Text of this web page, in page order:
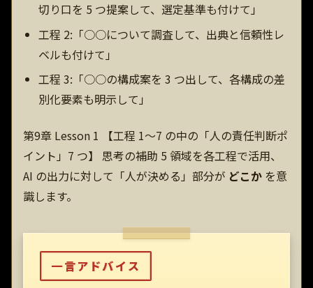
切り口を 5 つ提案して、選定基準も付けて」
工程 2:「○○について調査して、出典と信頼性レ
ベルも付けて」
工程 3:「○○の構成案を 3 つ出して、各構成の差
別化要素も明示して」
第9章 Lesson 1 【工程 1〜7 の中の「人の責任判断ポ
イント」7 つ】 思考の補助 5 領域を各工程で活用、
AI の出力に対して「人が決める」部分が どこか を意
識します。
一言アドバイス